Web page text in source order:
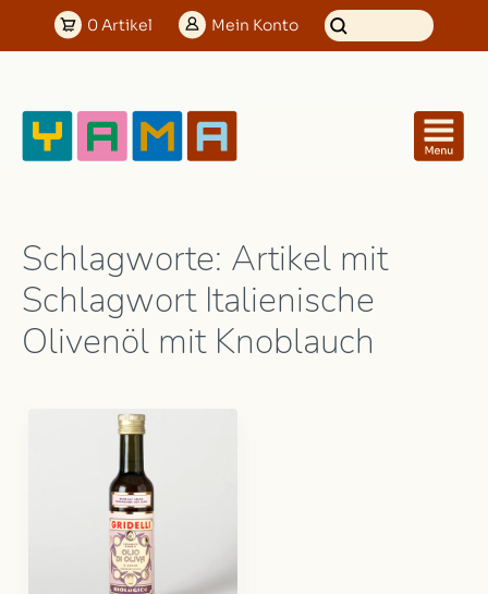
0Artikel Mein Konto
Schlagworte: Artikel mit
Schlagwort Italienische
Olivenöl mit Knoblauch